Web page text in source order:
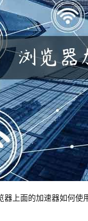
器上面的加速器如何使